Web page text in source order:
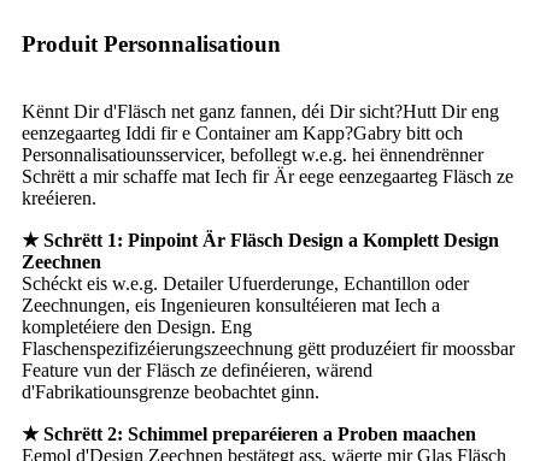
Produit Personnalisatioun
Kënnt Dir d'Fläsch net ganz fannen, déi Dir sicht?Hutt Dir eng
eenzegaarteg Iddi fir e Container am Kapp?Gabry bitt och
Personnalisatiounsservicer, befollegt w.e.g. hei ënnendrënner
Schrëtt a mir schaffe mat Iech fir Är eege eenzegaarteg Fläsch ze
kreéieren.
★ Schrëtt 1: Pinpoint Är Fläsch Design a Komplett Design
Zeechnen
Schéckt eis w.e.g. Detailer Ufuerderunge, Echantillon oder
Zeechnungen, eis Ingenieuren konsultéieren mat Iech a
kompletéiere den Design. Eng
Flaschenspezifizéierungszeechnung gëtt produzéiert fir moossbar
Feature vun der Fläsch ze definéieren, wärend
d'Fabrikatiounsgrenze beobachtet ginn.
★ Schrëtt 2: Schimmel preparéieren a Proben maachen
Eemol d'Design Zeechnen bestätegt ass, wäerte mir Glas Fläsch